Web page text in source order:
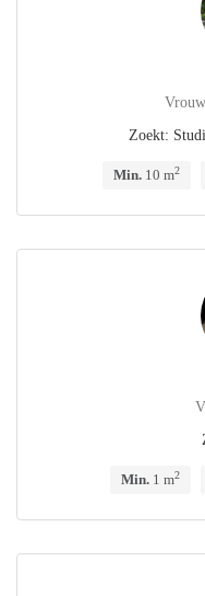
Zoekt:
Min. 10 m2
Min. 1 m2